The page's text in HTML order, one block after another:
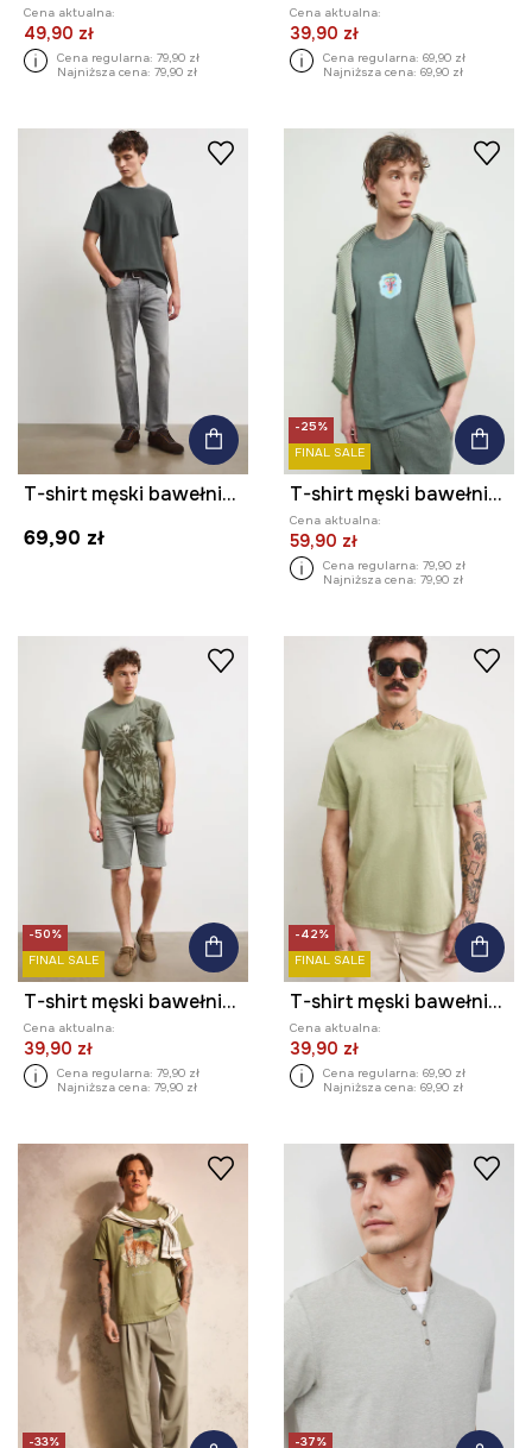
Cena aktualna:
49,90 zł
Cena regularna: 79,90 zł
Najniższa cena: 79,90 zł
Cena aktualna:
39,90 zł
Cena regularna: 69,90 zł
Najniższa cena: 69,90 zł
T-shirt męski bawełniany gładki
69,90 zł
-25%
FINAL SALE
T-shirt męski bawełniany z kolekcji Kit Mizeres x Medicine
Cena aktualna:
59,90 zł
Cena regularna: 79,90 zł
Najniższa cena: 79,90 zł
-50%
FINAL SALE
T-shirt męski bawełniany z nadrukiem
Cena aktualna:
39,90 zł
Cena regularna: 79,90 zł
Najniższa cena: 79,90 zł
-42%
FINAL SALE
T-shirt męski bawełniany
Cena aktualna:
39,90 zł
Cena regularna: 69,90 zł
Najniższa cena: 69,90 zł
-33% -37%